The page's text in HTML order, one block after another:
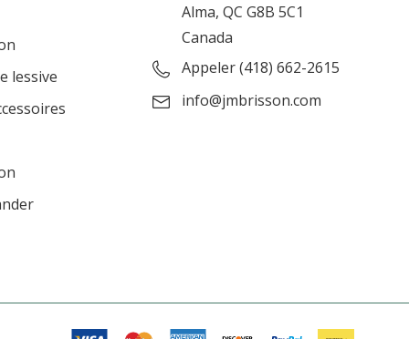
lessive
Alma, QC G8B 5C1
Canada
Appeler (418) 662-2615
info@jmbrisson.com